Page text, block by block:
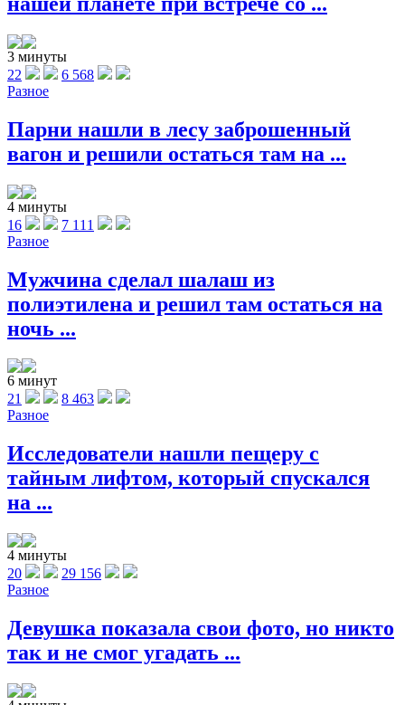
3 минуты
22
6 568
Разное
Парни нашли в лесу заброшенный
вагон и решили остаться там на ...
4 минуты
16
7 111
Разное
Мужчина сделал шалаш из
полиэтилена и решил там остаться на
ночь ...
6 минут
21
8 463
Разное
Исследователи нашли пещеру с
тайным лифтом, который спускался
на ...
4 минуты
20
29 156
Разное
Девушка показала свои фото, но никто
так и не смог угадать ...